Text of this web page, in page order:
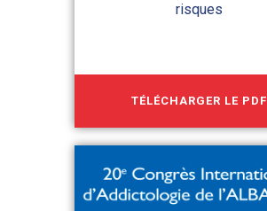
risques
TÉLÉCHARGER LE PDF